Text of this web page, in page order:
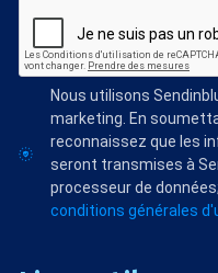
Nous utilisons
marketing. En
reconnaissez que les
seront transmises à
processeur de
conditions générales